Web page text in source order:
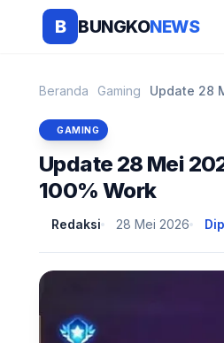
B BUNGKONEWS
Beranda Gaming
GAMING
Update 28 Mei
100% Work
Redaksi 28 Mei 2026